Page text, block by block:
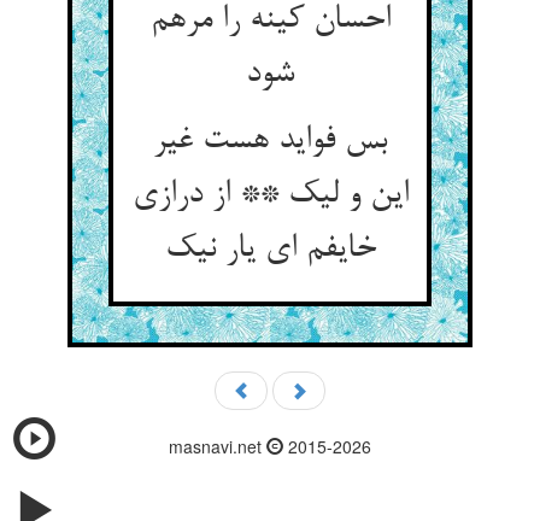
احسان کینه را مرهم
شود
بس فواید هست غیر
این و لیک ** از درازی
خایفم ای یار نیک‏
masnavi.net 2015-2026